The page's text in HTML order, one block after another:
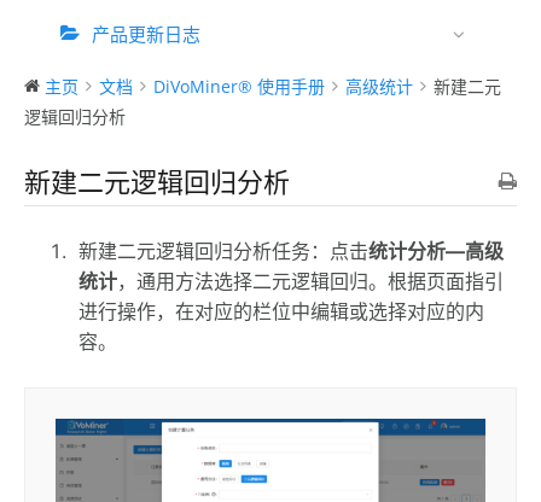
产品更新日志
主页 文档 DiVoMiner® 使用手册 高级统计
新建二元
逻辑回归分析
新建二元逻辑回归分析
新建二元逻辑回归分析任务：点击统计分析—高级
统计，通用方法选择二元逻辑回归。根据页面指引
进行操作，在对应的栏位中编辑或选择对应的内
容。